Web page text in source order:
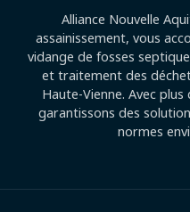
Alliance Nouvelle
assainissement, vous
vidange de fosses
et traitement des
Haute-Vienne. Avec plus
garantissons des
normes